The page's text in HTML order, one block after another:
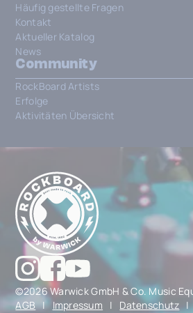
Häufig gestellte Fragen
Kontakt
Aktueller Katalog
News
Community
RockBoard Artists
Erfolge
Aktivitäten Übersicht
©2026 Warwick GmbH & Co. Music
AGB | Impressum | Datenschutz |